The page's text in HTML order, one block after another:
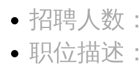
招聘人数：
职位描述：